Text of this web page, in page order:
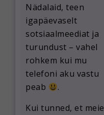
Nädalaid, teen
igapäevaselt
sotsiaalmeediat ja
turundust – vahel
rohkem kui mu
telefoni aku vastu
peab
.
Kui tunned, et meie